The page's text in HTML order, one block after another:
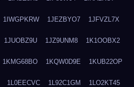
1IWGPKRW 1JEZBYO7 1JFVZL7X
1JUOBZ9U 1JZ9UNM8 1K1OOBX2
1KMG68BO 1KQW0D9E 1KUB22OP
1L0EECVC 1L92C1GM 1LO2KT45